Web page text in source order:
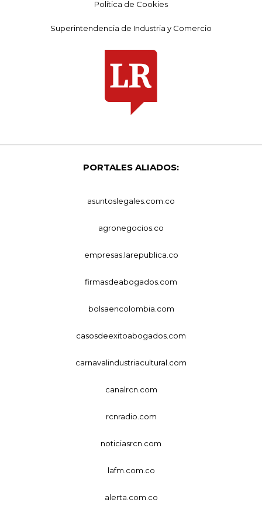
Política de Cookies
Superintendencia de Industria y Comercio
PORTALES ALIADOS:
asuntoslegales.com.co
agronegocios.co
empresas.larepublica.co
firmasdeabogados.com
bolsaencolombia.com
casosdeexitoabogados.com
carnavalindustriacultural.com
canalrcn.com
rcnradio.com
noticiasrcn.com
lafm.com.co
alerta.com.co